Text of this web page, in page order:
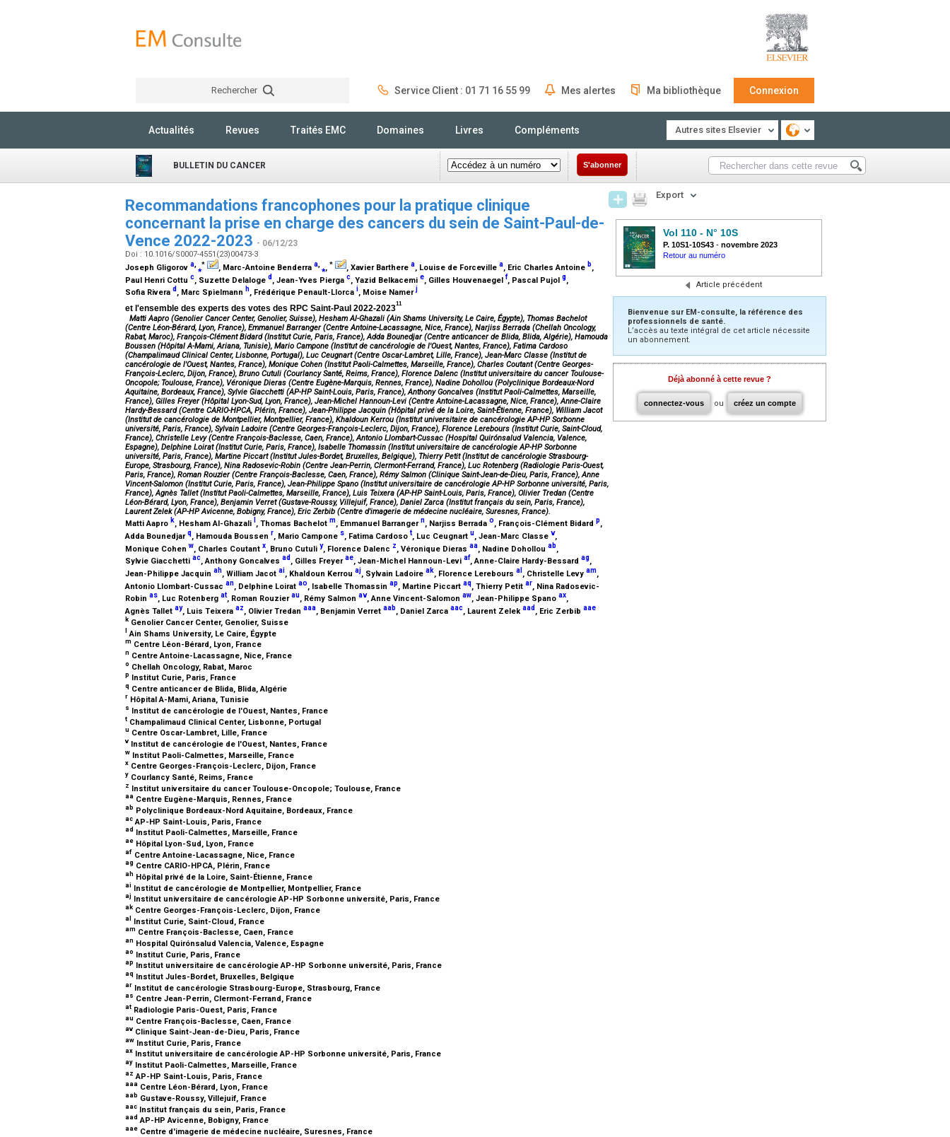
Rechercher Service Client : 01 71 16 55 99 Mes alertes Ma bibliothèque Connexion
Actualités Revues Traités EMC Domaines Livres Compléments Autres sites Elsevier
BULLETIN DU CANCER S'abonner
Recommandations francophones pour la pratique clinique
concernant la prise en charge des cancers du sein de Saint-Paul-de-
Vence 2022-2023 - 06/12/23
Doi : 10.1016/S0007-4551(23)00473-3
Joseph Gligorov a,⁎* , Marc-Antoine Benderra a,⁎, * , Xavier Barthere a, Louise de Forceville a, Eric Charles Antoine b,
Paul Henri Cottu c, Suzette Delaloge d , Jean-Yves Pierga c, Yazid Belkacemi e, Gilles Houvenaegel f, Pascal Pujol g,
Sofia Rivera d , Marc Spielmann h, Frédérique Penault-Llorca i, Moise Namerj
et l'ensemble des experts des votes des RPC Saint-Paul 2022-2023
11
Matti Aapro (Genolier Cancer Center, Genolier, Suisse), Hesham Al-Ghazali (Ain Shams University, Le Caire, Égypte), Thomas Bachelot
(Centre Léon-Bérard, Lyon, France), Emmanuel Barranger (Centre Antoine-Lacassagne, Nice, France), Narjiss Berrada (Chellah Oncology,
Rabat, Maroc), François-Clément Bidard (Institut Curie, Paris, France), Adda Bounedjar (Centre anticancer de Blida, Blida, Algérie), Hamouda
Boussen (Hôpital A-Mami, Ariana, Tunisie), Mario Campone (Institut de cancérologie de l'Ouest, Nantes, France), Fatima Cardoso
(Champalimaud Clinical Center, Lisbonne, Portugal), Luc Ceugnart (Centre Oscar-Lambret, Lille, France), Jean-Marc Classe (Institut de
cancérologie de l'Ouest, Nantes, France), Monique Cohen (Institut Paoli-Calmettes, Marseille, France), Charles Coutant (Centre Georges-
François-Leclerc, Dijon, France), Bruno Cutuli (Courlancy Santé, Reims, France), Florence Dalenc (Institut universitaire du cancer Toulouse-
Oncopole; Toulouse, France), Véronique Dieras (Centre Eugène-Marquis, Rennes, France), Nadine Dohollou (Polyclinique Bordeaux-Nord
Aquitaine, Bordeaux, France), Sylvie Giacchetti (AP-HP Saint-Louis, Paris, France), Anthony Goncalves (Institut Paoli-Calmettes, Marseille,
France), Gilles Freyer (Hôpital Lyon-Sud, Lyon, France), Jean-Michel Hannoun-Levi (Centre Antoine-Lacassagne, Nice, France), Anne-Claire
Hardy-Bessard (Centre CARIO-HPCA, Plérin, France), Jean-Philippe Jacquin (Hôpital privé de la Loire, Saint-Étienne, France), William Jacot
(Institut de cancérologie de Montpellier, Montpellier, France), Khaldoun Kerrou (Institut universitaire de cancérologie AP-HP Sorbonne
université, Paris, France), Sylvain Ladoire (Centre Georges-François-Leclerc, Dijon, France), Florence Lerebours (Institut Curie, Saint-Cloud,
France), Christelle Levy (Centre François-Baclesse, Caen, France), Antonio Llombart-Cussac (Hospital Quirónsalud Valencia, Valence,
Espagne), Delphine Loirat (Institut Curie, Paris, France), Isabelle Thomassin (Institut universitaire de cancérologie AP-HP Sorbonne
université, Paris, France), Martine Piccart (Institut Jules-Bordet, Bruxelles, Belgique), Thierry Petit (Institut de cancérologie Strasbourg-
Europe, Strasbourg, France), Nina Radosevic-Robin (Centre Jean-Perrin, Clermont-Ferrand, France), Luc Rotenberg (Radiologie Paris-Ouest,
Paris, France), Roman Rouzier (Centre François-Baclesse, Caen, France), Rémy Salmon (Clinique Saint-Jean-de-Dieu, Paris, France), Anne
Vincent-Salomon (Institut Curie, Paris, France), Jean-Philippe Spano (Institut universitaire de cancérologie AP-HP Sorbonne université, Paris,
France), Agnès Tallet (Institut Paoli-Calmettes, Marseille, France), Luis Teixera (AP-HP Saint-Louis, Paris, France), Olivier Tredan (Centre
Léon-Bérard, Lyon, France), Benjamin Verret (Gustave-Roussy, Villejuif, France), Daniel Zarca (Institut français du sein, Paris, France),
Laurent Zelek (AP-HP Avicenne, Bobigny, France), Eric Zerbib (Centre d'imagerie de médecine nucléaire, Suresnes, France).
Matti Aapro k, Hesham Al-Ghazali , Thomas Bachelot m, Emmanuel Barrangern, Narjiss Berrada o, François-Clément Bidard p,
Adda Bounedjarq, Hamouda Boussen r, Mario Campone s, Fatima Cardoso t, Luc Ceugnart u, Jean-Marc Classe v,
Monique Cohen w, Charles Coutant x, Bruno Cutuli y, Florence Dalenc z, Véronique Dieras aa, Nadine Dohollou ab,
Sylvie Giacchetti ac, Anthony Goncalves ad , Gilles Freyerae, Jean-Michel Hannoun-Levi af, Anne-Claire Hardy-Bessard ag,
Jean-Philippe Jacquin ah, William Jacot ai, Khaldoun Kerrou aj, Sylvain Ladoire ak, Florence Lerebours al , Christelle Levy am,
Antonio Llombart-Cussac an , Delphine Loirat ao , Isabelle Thomassin ap , Martine Piccart aq , Thierry Petit ar , Nina Radosevic-
Robin as, Luc Rotenberg at, Roman Rouzierau, Rémy Salmon av, Anne Vincent-Salomon aw, Jean-Philippe Spano ax,
Agnès Tallet ay, Luis Teixera az, Olivier Tredan aaa, Benjamin Verret aab, Daniel Zarca aac, Laurent Zelekaad , Eric Zerbib aae
k Genolier Cancer Center, Genolier, Suisse
Ain Shams University, Le Caire, Égypte
m Centre Léon-Bérard, Lyon, France
n Centre Antoine-Lacassagne, Nice, France
o Chellah Oncology, Rabat, Maroc
p Institut Curie, Paris, France
q Centre anticancer de Blida, Blida, Algérie
r Hôpital A-Mami, Ariana, Tunisie
s Institut de cancérologie de l'Ouest, Nantes, France
t Champalimaud Clinical Center, Lisbonne, Portugal
u Centre Oscar-Lambret, Lille, France
v Institut de cancérologie de l'Ouest, Nantes, France
w Institut Paoli-Calmettes, Marseille, France
x Centre Georges-François-Leclerc, Dijon, France
y Courlancy Santé, Reims, France
z Institut universitaire du cancer Toulouse-Oncopole; Toulouse, France
aa Centre Eugène-Marquis, Rennes, France
ab Polyclinique Bordeaux-Nord Aquitaine, Bordeaux, France
ac AP-HP Saint-Louis, Paris, France
ad Institut Paoli-Calmettes, Marseille, France
ae Hôpital Lyon-Sud, Lyon, France
af Centre Antoine-Lacassagne, Nice, France
ag Centre CARIO-HPCA, Plérin, France
ah Hôpital privé de la Loire, Saint-Étienne, France
ai Institut de cancérologie de Montpellier, Montpellier, France
aj Institut universitaire de cancérologie AP-HP Sorbonne université, Paris, France
ak Centre Georges-François-Leclerc, Dijon, France
al Institut Curie, Saint-Cloud, France
am Centre François-Baclesse, Caen, France
an Hospital Quirónsalud Valencia, Valence, Espagne
ao Institut Curie, Paris, France
ap Institut universitaire de cancérologie AP-HP Sorbonne université, Paris, France
aq Institut Jules-Bordet, Bruxelles, Belgique
ar Institut de cancérologie Strasbourg-Europe, Strasbourg, France
as Centre Jean-Perrin, Clermont-Ferrand, France
at Radiologie Paris-Ouest, Paris, France
au Centre François-Baclesse, Caen, France
av Clinique Saint-Jean-de-Dieu, Paris, France
aw Institut Curie, Paris, France
ax Institut universitaire de cancérologie AP-HP Sorbonne université, Paris, France
ay Institut Paoli-Calmettes, Marseille, France
az AP-HP Saint-Louis, Paris, France
aaa Centre Léon-Bérard, Lyon, France
aab Gustave-Roussy, Villejuif, France
aac Institut français du sein, Paris, France
aad AP-HP Avicenne, Bobigny, France
aae Centre d'imagerie de médecine nucléaire, Suresnes, France
Export
Vol 110 - N° 10S
P. 10S1-10S43 - novembre 2023
Retour au numéro
Article précédent
Bienvenue sur EM-consulte, la référence des
professionnels de santé.
L’accès au texte intégral de cet article nécessite
un abonnement.
Déjà abonné à cette revue ?
connectez-vous ou créez un compte